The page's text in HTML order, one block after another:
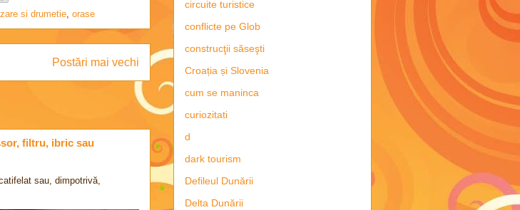
si drumetie, orase
Postări mai vechi
filtru, ibric sau
sau, dimpotrivă,
circuite turistice
conflicte pe Glob
construcţii săseşti
Croația și Slovenia
cum se maninca
curiozitati
d
dark tourism
Defileul Dunării
Delta Dunării